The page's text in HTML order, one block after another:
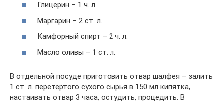
Глицерин – 1 ч. л.
Маргарин – 2 ст. л.
Камфорный спирт – 2 ч. л.
Масло оливы – 1 ст. л.
В отдельной посуде приготовить отвар шалфея – залить
1 ст. л. перетертого сухого сырья в 150 мл кипятка,
настаивать отвар 3 часа, остудить, процедить. В